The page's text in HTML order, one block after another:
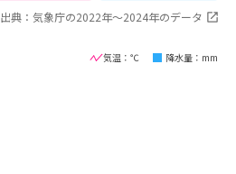
出典：気象庁の2022年〜2024年のデータ
気温：℃ 降水量：mm